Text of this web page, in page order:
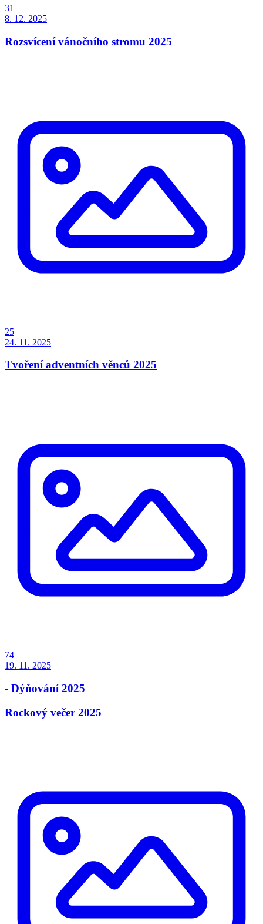
31
8. 12. 2025
Rozsvícení vánočního stromu 2025
25
24. 11. 2025
Tvoření adventních věnců 2025
74
19. 11. 2025
- Dýňování 2025
Rockový večer 2025